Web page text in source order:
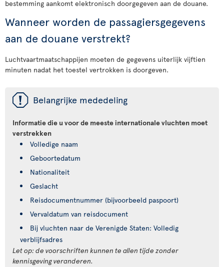
bestemming aankomt elektronisch doorgegeven aan de douane.
Wanneer worden de passagiersgegevens
aan de douane verstrekt?
Luchtvaartmaatschappijen moeten de gegevens uiterlijk vijftien
minuten nadat het toestel vertrokken is doorgeven.
ü Belangrijke mededeling
Informatie die u voor de meeste internationale vluchten moet
verstrekken
Volledige naam
Geboortedatum
Nationaliteit
Geslacht
Reisdocumentnummer (bijvoorbeeld paspoort)
Vervaldatum van reisdocument
Bij vluchten naar de Verenigde Staten: Volledig
verblijfsadres
Let op: de voorschriften kunnen te allen tijde zonder
kennisgeving veranderen.